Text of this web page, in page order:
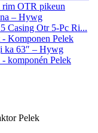
Casing Otr 5-Pc Ri...
komponén Pelek